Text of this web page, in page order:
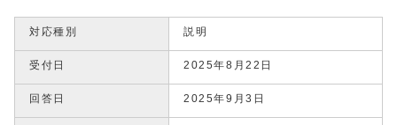
対応種別 説明
受付日 2025年8月22日
回答日 2025年9月3日